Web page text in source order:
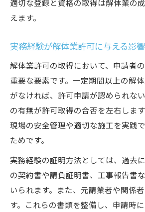
適切な登録と資格の取得は解体業の
えます。
実務経験が解体業許可に与える影
解体業許可の取得において、申請者
重要な要素です。一定期間以上の解
がなければ、許可申請が認められな
の有無が許可取得の合否を左右しま
現場の安全管理や適切な施工を実践
ためです。
実務経験の証明方法としては、過去
の契約書や請負証明書、工事報告書
いられます。また、元請業者や関係
す。これらの書類を整備し、申請時に